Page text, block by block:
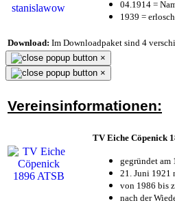
04.1914 =
1939 =
Download: Im Downloadpaket sind 4
×
×
Vereinsinformationen:
TV Eiche Cöpenick
gegründet am
21. Juni 1921
von 1986 bis
nach der